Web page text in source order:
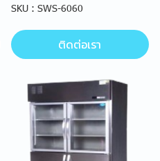
SKU : SWS-6060
ติดต่อเรา